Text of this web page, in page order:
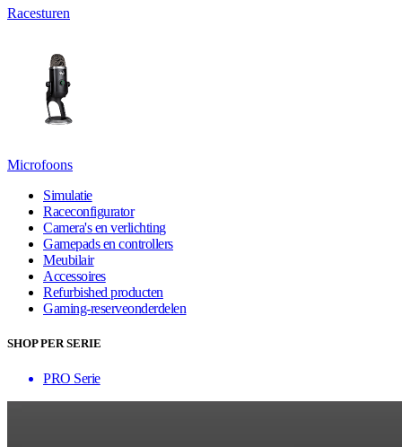
Racesturen
Microfoons
Simulatie
Raceconfigurator
Camera's en verlichting
Gamepads en controllers
Meubilair
Accessoires
Refurbished producten
Gaming-reserveonderdelen
SHOP PER SERIE
PRO Serie